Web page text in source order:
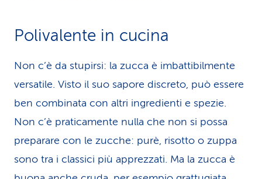
Polivalente in cucina
Non c’è da stupirsi: la zucca è imbattibilmente
versatile. Visto il suo sapore discreto, può essere
ben combinata con altri ingredienti e spezie.
Non c’è praticamente nulla che non si possa
preparare con le zucche: purè, risotto o zuppa
sono tra i classici più apprezzati. Ma la zucca è